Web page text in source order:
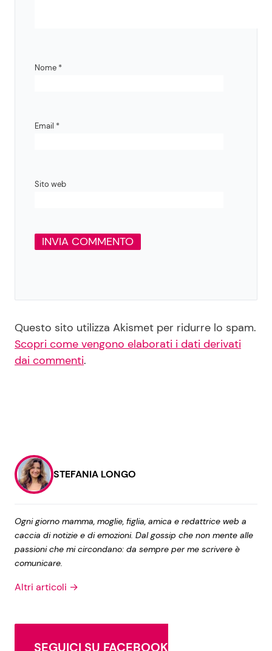
Nome *
Email *
Sito web
Questo sito utilizza Akismet per ridurre lo spam.
Scopri come vengono elaborati i dati derivati
dai commenti.
STEFANIA LONGO
Ogni giorno mamma, moglie, figlia, amica e redattrice web a
caccia di notizie e di emozioni. Dal gossip che non mente alle
passioni che mi circondano: da sempre per me scrivere è
comunicare.
Altri articoli →
SEGUICI SU FACEBOOK